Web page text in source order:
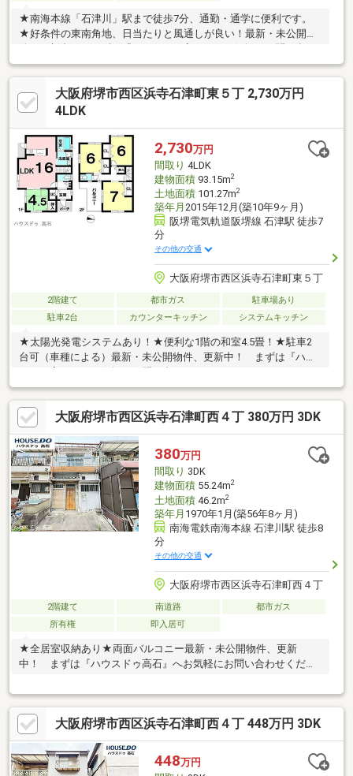
★南海本線「石津川」駅まで徒歩7分、通勤・通学に便利です。
★好条件の東南角地、日当たりと風通しが良い！最新・未公開物
せください。
大阪府堺市西区浜寺石津町東５丁 2,730万円
4LDK
2,730万円
間取り 4LDK
建物面積93.15m2
土地面積101.27m2
築年月 2015年12月(築10年9ヶ月)
阪堺電気軌道阪堺線 石津駅 徒歩7
分
その他の交通
大阪府堺市西区浜寺石津町東５丁
2階建て 都市ガス
駐車場あり
駐車2台
カウンターキッチン システムキッチン
★太陽光発電システムあり！★便利な1階の和室4.5畳！★駐車2
台可（車種による）最新・未公開物件、更新中！ まずは『ハウ
大阪府堺市西区浜寺石津町西４丁 380万円 3DK
380万円
間取り 3DK
建物面積55.24m2
土地面積46.2m2
築年月 1970年1月(築56年8ヶ月)
南海電鉄南海本線 石津川駅 徒歩8
分
その他の交通
大阪府堺市西区浜寺石津町西４丁
2階建て 南道路
都市ガス
所有権
即入居可
★全居室収納あり★両面バルコニー最新・未公開物件、更新
中！ まずは『ハウスドゥ高石』へお気軽にお問い合わせくださ
大阪府堺市西区浜寺石津町西４丁 448万円 3DK
448万円